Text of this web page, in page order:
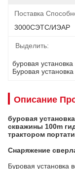
Поставка
3000СЭТС/ИЭАР
Выделить:
буровая
Буровая
Описание
буровая
скважины 100m
трактором
Снаряжение
Буровая установка